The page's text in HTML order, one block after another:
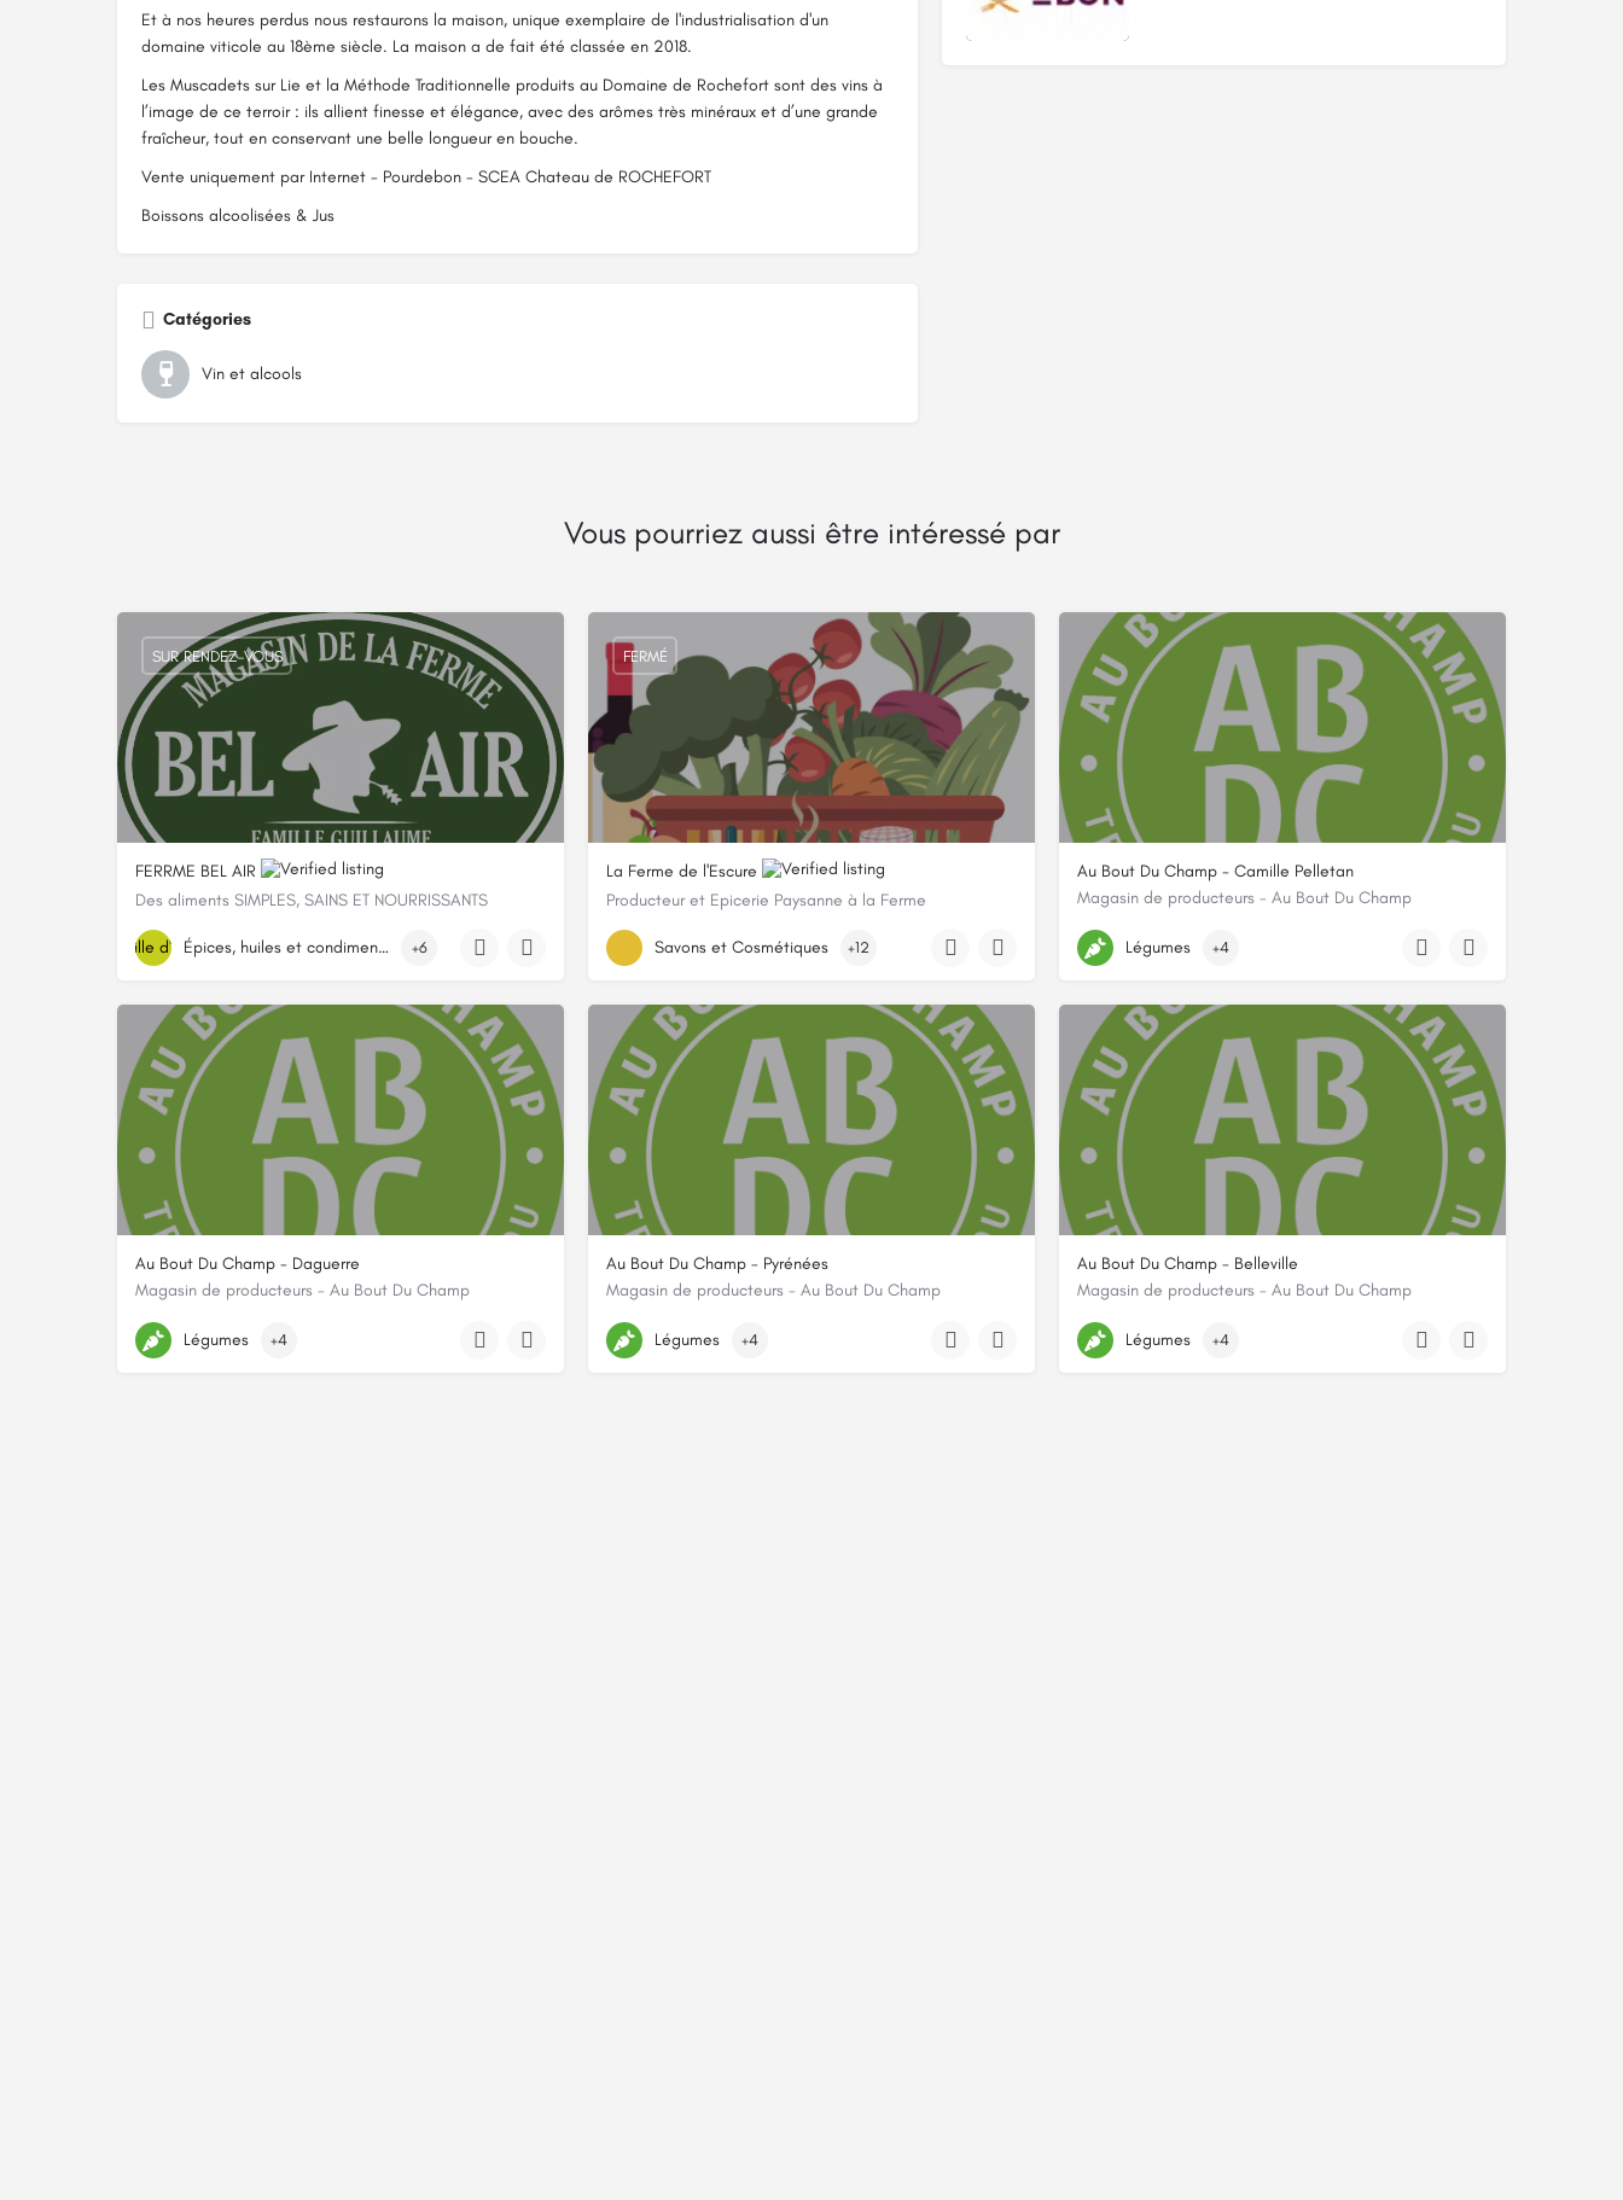
Et à nos heures perdus nous restaurons la maison, unique exemplaire de l'industrialisation d'un
domaine viticole au 18ème siècle. La maison a de fait été classée en 2018.
Les Muscadets sur Lie et la Méthode Traditionnelle produits au Domaine de Rochefort sont des vins à
l’image de ce terroir : ils allient finesse et élégance, avec des arômes très minéraux et d’une grande
fraîcheur, tout en conservant une belle longueur en bouche.
Vente uniquement par Internet - Pourdebon - SCEA Chateau de ROCHEFORT
Boissons alcoolisées & Jus
Catégories
Vin et alcools
Vous pourriez aussi être intéressé par
FERRME BEL AIR
Des aliments SIMPLES, SAINS ET NOURRISSANTS
0788673579
2 Rue En Sarrelouis, 57340 Landroff, France
SUR RENDEZ-VOUS
Épices, huiles et condiments +6
La Ferme de l'Escure
Producteur et Epicerie Paysanne à la Ferme
0671499086
363 Chemin De Saint-Nazaire, 30200 Vénéjan, France
FERMÉ
Savons et Cosmétiques +12
Au Bout Du Champ - Camille Pelletan
Magasin de producteurs - Au Bout Du Champ
4 Rue Camille Pelletan 92300 Levallois, 92300, Levallois-Perret, Hauts-de-
Légumes +4
Au Bout Du Champ - Daguerre
Magasin de producteurs - Au Bout Du Champ
28 Rue Daguerre 75014 Paris, 75014, Paris, Paris
Légumes +4
Au Bout Du Champ - Pyrénées
Magasin de producteurs - Au Bout Du Champ
220 rue des Pyrénées 75020 Paris
Légumes +4
Au Bout Du Champ - Belleville
Magasin de producteurs - Au Bout Du Champ
140 Rue de Belleville 75020 Paris
Légumes +4